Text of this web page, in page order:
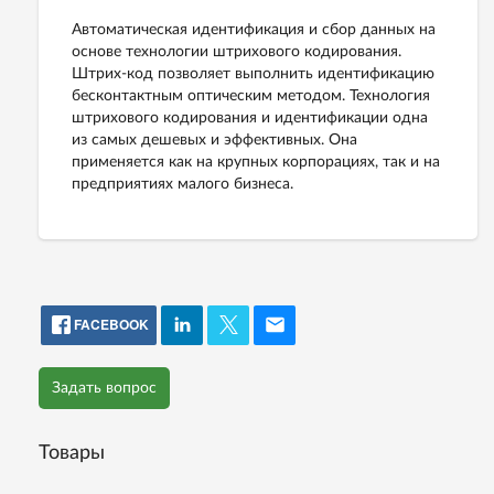
Автоматическая идентификация и сбор данных на
основе технологии штрихового кодирования.
Штрих-код позволяет выполнить идентификацию
бесконтактным оптическим методом. Технология
штрихового кодирования и идентификации одна
из самых дешевых и эффективных. Она
применяется как на крупных корпорациях, так и на
предприятиях малого бизнеса.
FACEBOOK
Задать вопрос
Товары